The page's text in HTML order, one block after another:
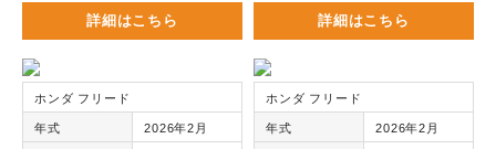
詳細はこちら 詳細はこちら
ホンダ フリード
年式 2026年2月
ホンダ フリード
年式 2026年2月